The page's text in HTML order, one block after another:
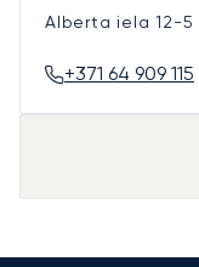
Alberta iela 12-5
+371 64 909 115